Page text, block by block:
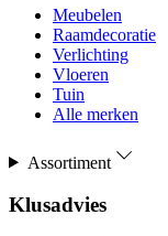
Meubelen
Raamdecoratie
Verlichting
Vloeren
Tuin
Alle merken
Assortiment
Klusadvies